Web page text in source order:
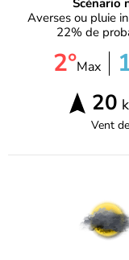
Averses ou pluie
22% de
2°Max
20
Vent